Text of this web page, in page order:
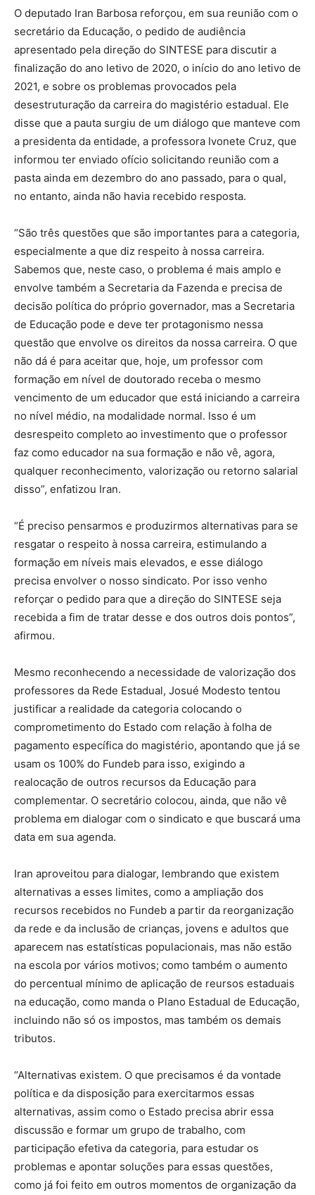
O deputado Iran Barbosa reforçou, em sua reunião com o
secretário da Educação, o pedido de audiência
apresentado pela direção do SINTESE para discutir a
finalização do ano letivo de 2020, o início do ano letivo de
2021, e sobre os problemas provocados pela
desestruturação da carreira do magistério estadual. Ele
disse que a pauta surgiu de um diálogo que manteve com
a presidenta da entidade, a professora Ivonete Cruz, que
informou ter enviado ofício solicitando reunião com a
pasta ainda em dezembro do ano passado, para o qual,
no entanto, ainda não havia recebido resposta.
“São três questões que são importantes para a categoria,
especialmente a que diz respeito à nossa carreira.
Sabemos que, neste caso, o problema é mais amplo e
envolve também a Secretaria da Fazenda e precisa de
decisão política do próprio governador, mas a Secretaria
de Educação pode e deve ter protagonismo nessa
questão que envolve os direitos da nossa carreira. O que
não dá é para aceitar que, hoje, um professor com
formação em nível de doutorado receba o mesmo
vencimento de um educador que está iniciando a carreira
no nível médio, na modalidade normal. Isso é um
desrespeito completo ao investimento que o professor
faz como educador na sua formação e não vê, agora,
qualquer reconhecimento, valorização ou retorno salarial
disso”, enfatizou Iran.
“É preciso pensarmos e produzirmos alternativas para se
resgatar o respeito à nossa carreira, estimulando a
formação em níveis mais elevados, e esse diálogo
precisa envolver o nosso sindicato. Por isso venho
reforçar o pedido para que a direção do SINTESE seja
recebida a fim de tratar desse e dos outros dois pontos”,
afirmou.
Mesmo reconhecendo a necessidade de valorização dos
professores da Rede Estadual, Josué Modesto tentou
justificar a realidade da categoria colocando o
comprometimento do Estado com relação à folha de
pagamento específica do magistério, apontando que já se
usam os 100% do Fundeb para isso, exigindo a
realocação de outros recursos da Educação para
complementar. O secretário colocou, ainda, que não vê
problema em dialogar com o sindicato e que buscará uma
data em sua agenda.
Iran aproveitou para dialogar, lembrando que existem
alternativas a esses limites, como a ampliação dos
recursos recebidos no Fundeb a partir da reorganização
da rede e da inclusão de crianças, jovens e adultos que
aparecem nas estatísticas populacionais, mas não estão
na escola por vários motivos; como também o aumento
do percentual mínimo de aplicação de reursos estaduais
na educação, como manda o Plano Estadual de Educação,
incluindo não só os impostos, mas também os demais
tributos.
“Alternativas existem. O que precisamos é da vontade
política e da disposição para exercitarmos essas
alternativas, assim como o Estado precisa abrir essa
discussão e formar um grupo de trabalho, com
participação efetiva da categoria, para estudar os
problemas e apontar soluções para essas questões,
como já foi feito em outros momentos de organização da